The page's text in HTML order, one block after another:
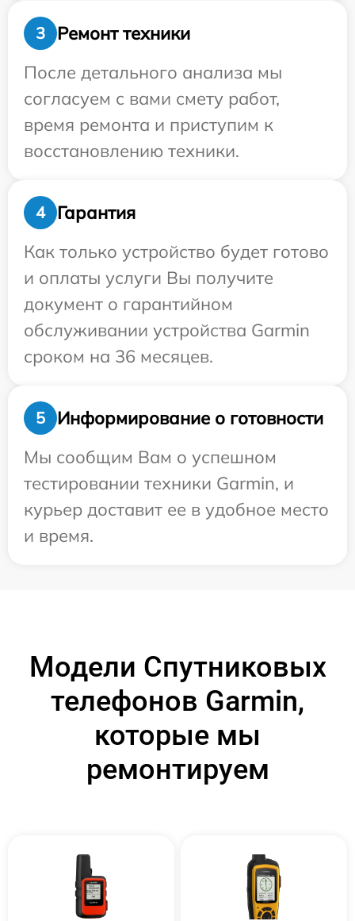
3
Ремонт техники
После детального анализа мы
согласуем с вами смету работ,
время ремонта и приступим к
восстановлению техники.
4
Гарантия
Как только устройство будет готово
и оплаты услуги Вы получите
документ о гарантийном
обслуживании устройства Garmin
сроком на 36 месяцев.
5
Информирование о готовности
Мы сообщим Вам о успешном
тестировании техники Garmin, и
курьер доставит ее в удобное место
и время.
Модели Спутниковых
телефонов Garmin,
которые мы
ремонтируем